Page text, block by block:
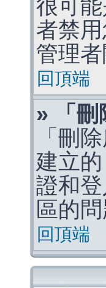
很可
者禁
管理
回頂端
» 「刪
「刪
建立
證和
區的
回頂端